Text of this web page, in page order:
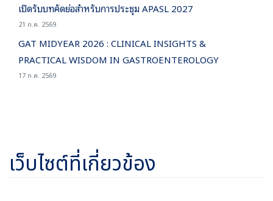
เปิดรับบทคัดย่อสำหรับการประชุม APASL 2027
21 ก.ค. 2569
GAT MIDYEAR 2026 : CLINICAL INSIGHTS &
PRACTICAL WISDOM IN GASTROENTEROLOGY
17 ก.ค. 2569
เว็บไซต์ที่เกี่ยวข้อง